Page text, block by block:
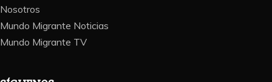
Nosotros
Mundo Migrante Noticias
Mundo Migrante TV